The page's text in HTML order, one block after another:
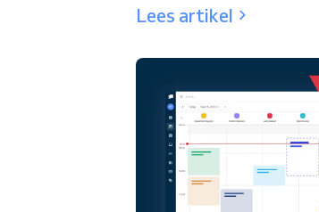
Lees artikel